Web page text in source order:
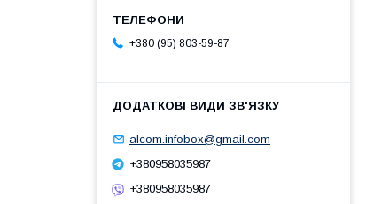
+380 (95) 803-59-87
alcom.infobox@gmail.com
+380958035987
+380958035987